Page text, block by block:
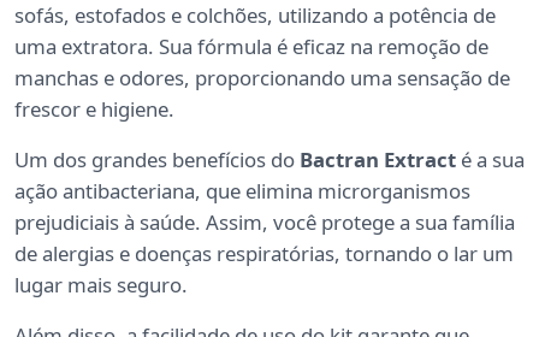
sofás, estofados e colchões, utilizando a potência de
uma extratora. Sua fórmula é eficaz na remoção de
manchas e odores, proporcionando uma sensação de
frescor e higiene.
Um dos grandes benefícios do Bactran Extract é a sua
ação antibacteriana, que elimina microrganismos
prejudiciais à saúde. Assim, você protege a sua família
de alergias e doenças respiratórias, tornando o lar um
lugar mais seguro.